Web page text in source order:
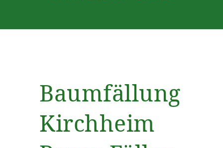
Baumfällung
Kirchheim